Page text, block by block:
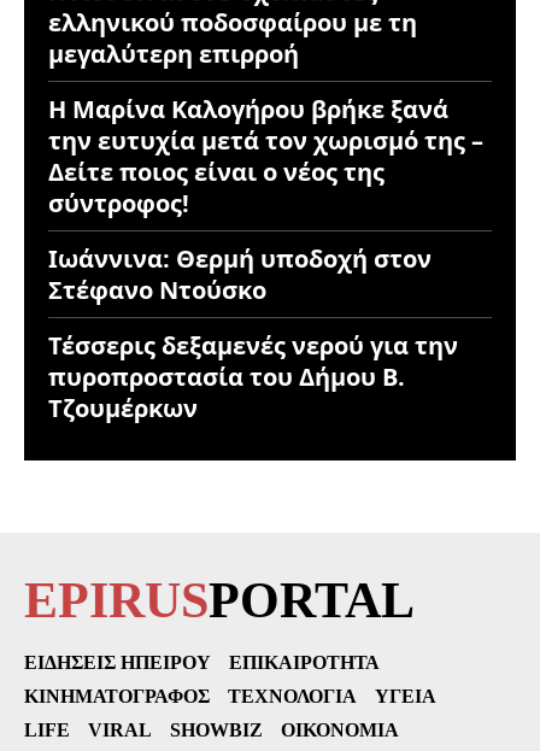
ελληνικού ποδοσφαίρου με τη
μεγαλύτερη επιρροή
Η Μαρίνα Καλογήρου βρήκε ξανά
την ευτυχία μετά τον χωρισμό της –
Δείτε ποιος είναι ο νέος της
σύντροφος!
Ιωάννινα: Θερμή υποδοχή στον
Στέφανο Ντούσκο
Τέσσερις δεξαμενές νερού για την
πυροπροστασία του Δήμου Β.
Τζουμέρκων
EPIRUSPORTAL
ΕΙΔΉΣΕΙΣ ΗΠΕΊΡΟΥ
ΕΠΙΚΑΙΡΌΤΗΤΑ
ΚΙΝΗΜΑΤΟΓΡΆΦΟΣ
ΤΕΧΝΟΛΟΓΊΑ
ΥΓΕΊΑ
LIFE
VIRAL SHOWBIZ
ΟΙΚΟΝΟΜΊΑ